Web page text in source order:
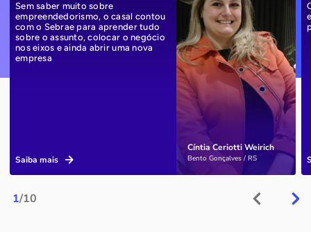
1/10
Cíntia Ceriotti Weirich
Bento Gonçalves / RS
Sem saber muito sobre
empreendedorismo, o casal contou
com o Sebrae para aprender tudo
sobre o assunto, colocar o negócio
nos eixos e ainda abrir uma nova
empresa
Saiba mais